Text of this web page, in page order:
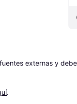
externas y
.